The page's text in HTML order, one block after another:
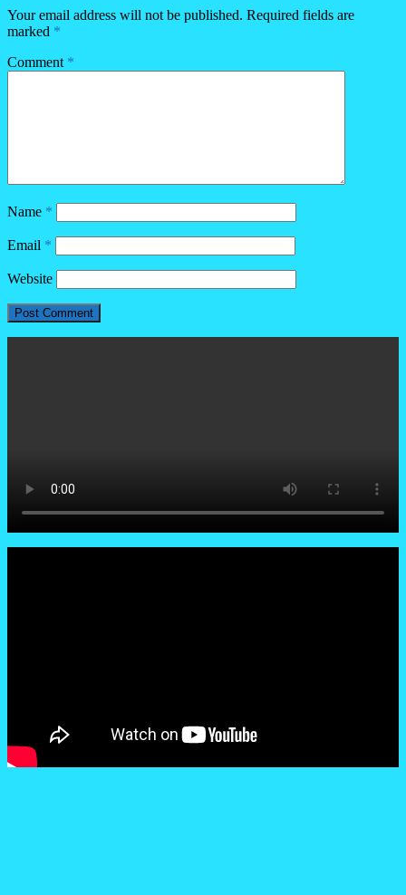
Your email address will not be published. Required fields are
marked *
Comment *
Name *
Email *
Website